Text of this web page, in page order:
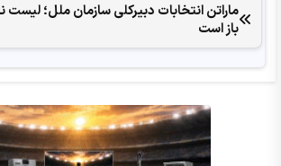
ماراتن انتخابات دبیرکلی سازمان ملل؛
باز است